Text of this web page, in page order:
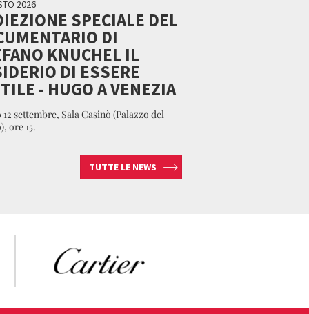
2026
SPECIALE DEL
DI
KNUCHEL IL
DI ESSERE
- HUGO A VENEZIA
12 settembre, Sala Casinò (Palazzo del
ore 15.
TUTTE LE NEWS